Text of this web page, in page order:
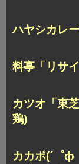
ハヤシカレ
料亭「リサ
カツオ「東
鶏)
カカポ(´゜ф